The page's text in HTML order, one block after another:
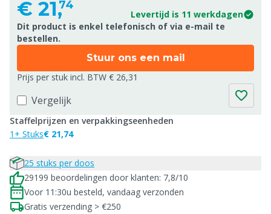
€ 21,74
Levertijd is 11 werkdagen
Dit product is enkel telefonisch of via e-mail te
bestellen.
Stuur ons een mail
Prijs per stuk incl. BTW € 26,31
Vergelijk
Staffelprijzen en verpakkingseenheden
1+ Stuks€ 21,74
25 stuks per doos
29199 beoordelingen door klanten: 7,8/10
Voor 11:30u besteld, vandaag verzonden
Gratis verzending > €250